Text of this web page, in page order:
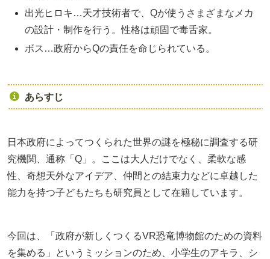
出光ヒロキ…天才技術者で、Qが使うさまざまなメカ
の設計・制作を行う。性格は頑固で毒舌家。
ボス…政府からQの責任を命じられている。
あらすじ
日本政府によってつくられた世界の謎を極秘に調査する研
究機関、通称「Q」。ここは大人だけでなく、柔軟な感
性、奇想天外なアイデア、仲間との結束力などに卓越した
能力を持つ子どもたちも研究員として在籍しています。
今回は、「政府が新しくつくるVR恐竜博物館のための資料
を集める」というミッションのため、小学生のアキラ、シ